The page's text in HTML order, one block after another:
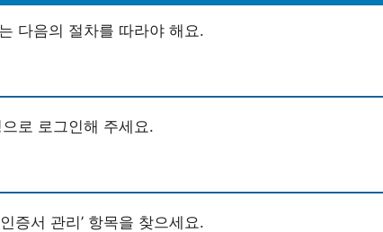
다음의 절차를 따라야 해요.
로 로그인해 주세요.
증서 관리’ 항목을 찾으세요.